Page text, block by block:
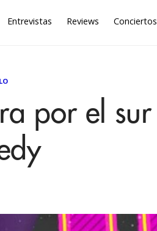
Entrevistas Reviews Conciertos
por el sur